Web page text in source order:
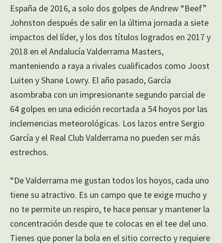
España de 2016, a solo dos golpes de Andrew “Beef”
Johnston después de salir en la última jornada a siete
impactos del líder, y los dos títulos logrados en 2017 y
2018 en el Andalucía Valderrama Masters,
manteniendo a raya a rivales cualificados como Joost
Luiten y Shane Lowry. El año pasado, García
asombraba con un impresionante segundo parcial de
64 golpes en una edición recortada a 54 hoyos por las
inclemencias meteorológicas. Los lazos entre Sergio
García y el Real Club Valderrama no pueden ser más
estrechos.
“De Valderrama me gustan todos los hoyos, cada uno
tiene su atractivo. Es un campo que te exige mucho y
no te permite un respiro, te hace pensar y mantener la
concentración desde que te colocas en el tee del uno.
Tienes que poner la bola en el sitio correcto y requiere